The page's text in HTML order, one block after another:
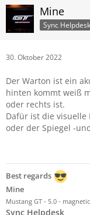
Mine
Sync Helpdesk
30. Oktober 2022
Der Warton ist ein
hinten kommt weiß
oder rechts ist.
Dafür ist die visuelle
oder der Spiegel -
Best regards
Mine
Mustang GT - 5.0 -
Sync Helpdesk